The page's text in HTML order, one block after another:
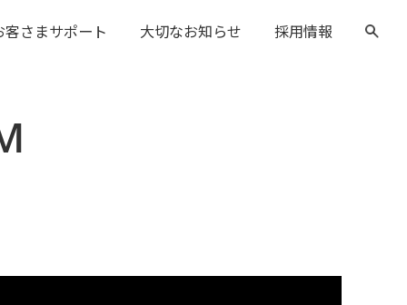
客さまサポート 大切なお知らせ 採用情報